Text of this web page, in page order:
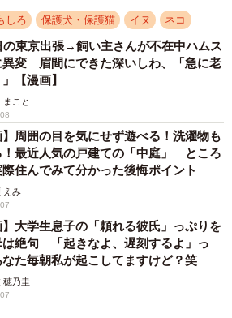
しろ 保護犬・保護猫 イヌ ネコ
の東京出張→飼い主さんが不在中ハムス
異変 眉間にできた深いしわ、「急に老
【漫画】
まこと
】周囲の目を気にせず遊べる！洗濯物も
！最近人気の戸建ての「中庭」 ところ
住んでみて分かった後悔ポイント
えみ
】大学生息子の「頼れる彼氏」っぷりを
は絶句 「起きなよ、遅刻するよ」っ
た毎朝私が起こしてますけど？笑
穂乃圭